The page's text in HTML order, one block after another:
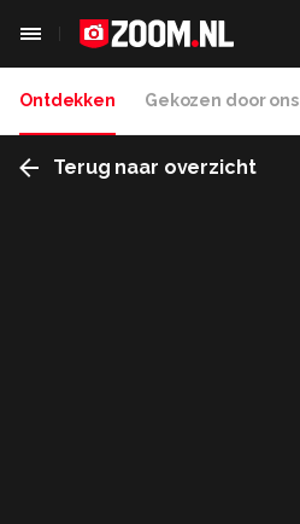
Ontdekken Gekozen door ons
Terug naar overzicht